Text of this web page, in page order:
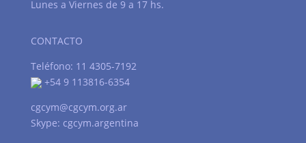
Lunes a Viernes de 9 a 17 hs.
CONTACTO
Teléfono: 11 4305-7192
+54 9 113816-6354
cgcym@cgcym.org.ar
Skype: cgcym.argentina